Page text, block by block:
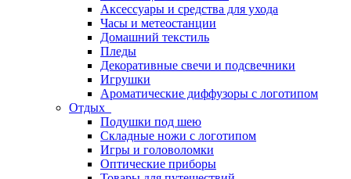
Аксессуары и средства для ухода
Часы и метеостанции
Домашний текстиль
Пледы
Декоративные свечи и подсвечники
Игрушки
Ароматические диффузоры с логотипом
Отдых
Подушки под шею
Складные ножи с логотипом
Игры и головоломки
Оптические приборы